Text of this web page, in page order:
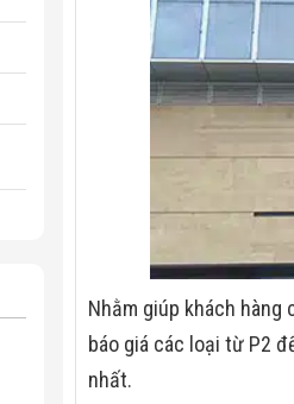
Nhằm giúp khách hàng
báo giá các loại từ P2
nhất.